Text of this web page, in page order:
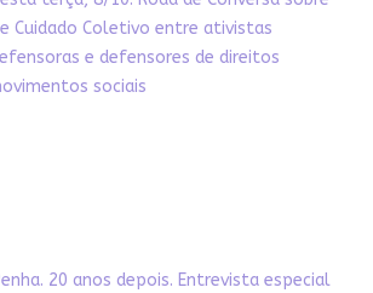
Cuidado Coletivo entre ativistas
e defensores de direitos
sociais
20 anos depois. Entrevista especial